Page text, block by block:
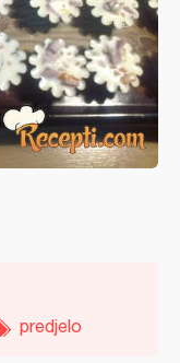
predjelo